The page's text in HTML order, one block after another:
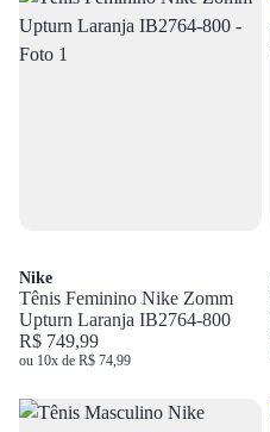
Nike
Tênis Feminino Nike Zomm
Upturn Laranja IB2764-800
R$ 749,99
ou 10x de R$ 74,99